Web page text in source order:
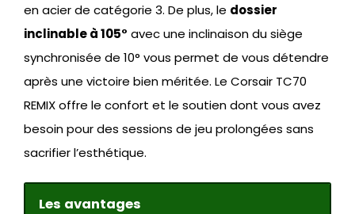
en acier de catégorie 3. De plus, le dossier
inclinable à 105° avec une inclinaison du siège
synchronisée de 10° vous permet de vous détendre
après une victoire bien méritée. Le Corsair TC70
REMIX offre le confort et le soutien dont vous avez
besoin pour des sessions de jeu prolongées sans
sacrifier l’esthétique.
Les avantages